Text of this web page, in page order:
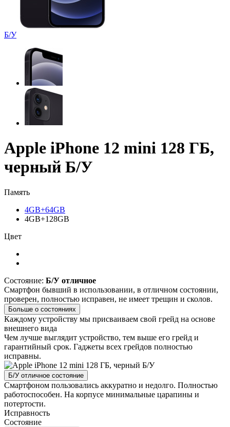
Б/У
Apple iPhone 12 mini 128 ГБ,
черный Б/У
Память
4GB+64GB
4GB+128GB
Цвет
Состояние: Б/У отличное
Смартфон бывший в использовании, в отличном состоянии,
проверен, полностью исправен, не имеет трещин и сколов.
Больше о состояниях
Каждому устройству мы присваиваем свой грейд на основе
внешнего вида
Чем лучше выглядит устройство, тем выше его грейд и
гарантийный срок. Гаджеты всех грейдов полностью
исправны.
Б/У отличное состояние
Смартфоном пользовались аккуратно и недолго. Полностью
работоспособен. На корпусе минимальные царапины и
потертости.
Исправность
Состояние